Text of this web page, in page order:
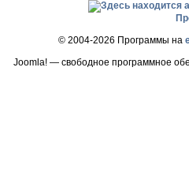
© 2004-2026 Программы на
Joomla! — свободное программное